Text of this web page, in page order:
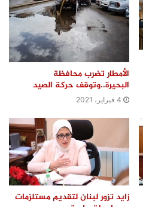
الأمطار تضرب محافظة
البحيرة..وتوقف حركة الصيد
4 فبراير، 2021
زايد تزور لبنان لتقديم مستلزمات